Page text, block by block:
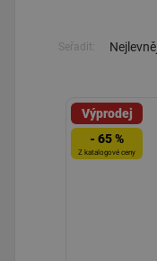
Seřadit:
Výprodej
- 65 %
Z katalogové ceny